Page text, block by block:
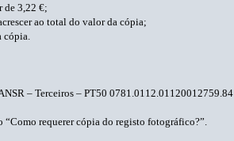
de 3,22 €;
ao total do valor da cópia;
– Terceiros – PT50 0781.0112.01120012759.84
“Como requerer cópia do registo fotográfico?”.